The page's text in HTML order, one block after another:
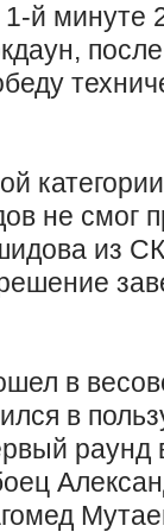
й минуте
не смог
из
в
в
раунд